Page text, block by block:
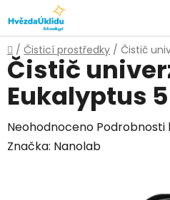
na
obsah
Domů
/ Čisticí prostředky / Čistič
Čistič
Eukalyptus
Průměrné
hodnocení
Neohodnoceno Podrobnosti
Značka: Nanolab